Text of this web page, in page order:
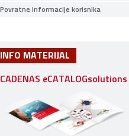
Povratne informacije korisnika
INFO MATERIJAL
CADENAS eCATALOGsolutions